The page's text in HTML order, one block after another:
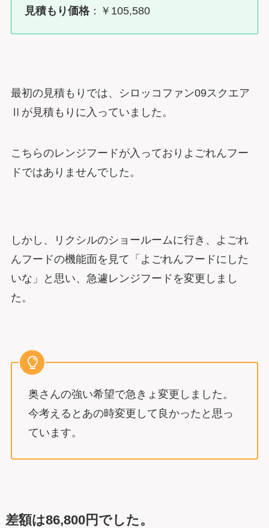
見積もり価格：￥105,580
最初の見積もりでは、シロッコファン09スクエア
Ⅱが見積もりに入っていました。
こちらのレンジフードが入っておりよごれんフー
ドではありませんでした。
しかし、リクシルのショールームに行き、よごれ
んフードの機能面を見て「よごれんフードにした
いな」と思い、急遽レンジフードを変更しまし
た。
奥さんの強い希望で急きょ変更しました。
今考えるとあの時変更して良かったと思っ
ています。
差額は86,800円でした。